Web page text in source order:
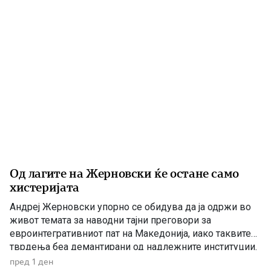
Од лагите на Жерновски ќе остане само
хистеријата
Андреј Жерновски упорно се обидува да ја одржи во
живот темата за наводни тајни преговори за
евроинтегративниот пат на Македонија, иако таквите
тврдења беа демантирани од надлежните институции.
Како што им пукна меурот од сапуница наречен
пред 1 ден